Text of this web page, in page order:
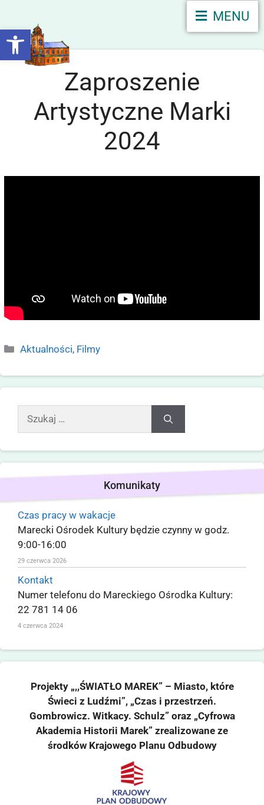
Otwórz pasek narzędzi
MENU
Zaproszenie
Artystyczne Marki
2024
Aktualności, Filmy
Komunikaty
Czas pracy w wakacje
Marecki Ośrodek Kultury będzie czynny w godz.
9:00-16:00
29 czerwca 2026
Kontakt
Numer telefonu do Mareckiego Ośrodka Kultury:
22 781 14 06
4 czerwca 2024
Projekty „,,ŚWIATŁO MAREK” – Miasto, które
Świeci z Ludźmi”, „Czas i przestrzeń.
Gombrowicz. Witkacy. Schulz” oraz „Cyfrowa
Akademia Historii Marek” zrealizowane ze
środków Krajowego Planu Odbudowy